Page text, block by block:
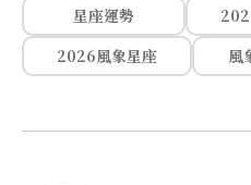
星座運勢
2026風象星座
風